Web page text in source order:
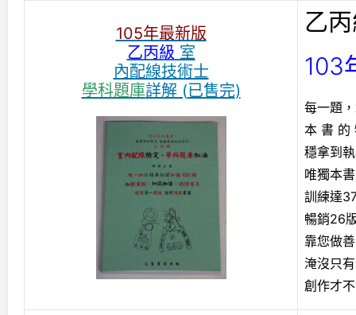
105年最新版
乙丙級 室
內配線技術士
學科題庫詳解 (已售完)
乙
103
每一題
本 書 的
穩拿到
唯獨本
訓練達
暢銷26
靠您做
淹沒只
創作才